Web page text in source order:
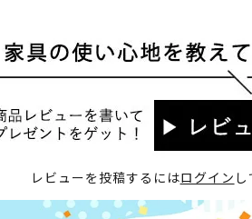
レビューを投稿するにはログイン